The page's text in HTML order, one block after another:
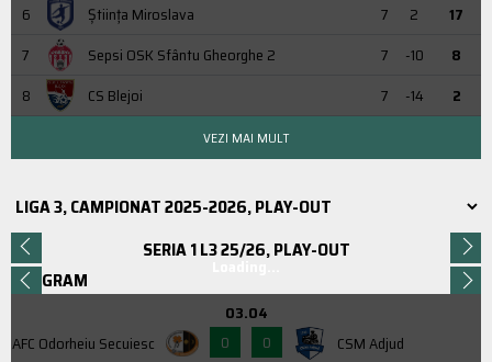
6 Știința Miroslava 7 2
17
7
Sepsi OSK Sfântu Gheorghe 2 7 -10
8
8
CS Blejoi 7 -14 2
VEZI MAI MULT
SERIA 1 L3 25/26, PLAY-OUT
PROGRAM
AFC Odorheiu Secuiesc
03.04
0
0 CSM Adjud